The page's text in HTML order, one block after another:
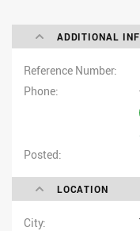
ADDITIONAL
Reference Number
Phone
Posted
LOCATION
City